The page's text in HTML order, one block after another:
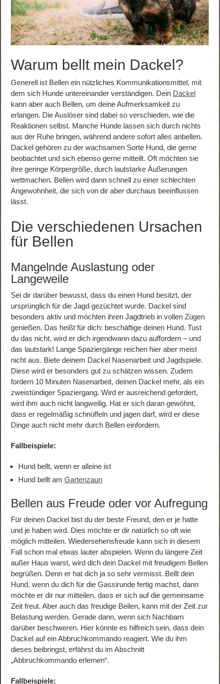
Warum bellt mein Dackel?
Generell ist Bellen ein nützliches Kommunikationsmittel, mit
dem sich Hunde untereinander verständigen. Dein Dackel
kann aber auch Bellen, um deine Aufmerksamkeit zu
erlangen. Die Auslöser sind dabei so verschieden, wie die
Reaktionen selbst. Manche Hunde lassen sich durch nichts
aus der Ruhe bringen, während andere sofort alles anbellen.
Dackel gehören zu der wachsamen Sorte Hund, die gerne
beobachtet und sich ebenso gerne mitteilt. Oft möchten sie
ihre geringe Körpergröße, durch lautstarke Äußerungen
wettmachen. Bellen wird dann schnell zu einer schlechten
Angewohnheit, die sich von dir aber durchaus beeinflussen
lässt.
Die verschiedenen Ursachen
für Bellen
Mangelnde Auslastung oder
Langeweile
Sei dir darüber bewusst, dass du einen Hund besitzt, der
ursprünglich für die Jagd gezüchtet wurde. Dackel sind
besonders aktiv und möchten ihren Jagdtrieb in vollen Zügen
genießen. Das heißt für dich: beschäftige deinen Hund. Tust
du das nicht, wird er dich irgendwann dazu auffordern – und
das lautstark! Lange Spaziergänge reichen hier aber meist
nicht aus. Biete deinem Dackel Nasenarbeit und Jagdspiele.
Diese wird er besonders gut zu schätzen wissen. Zudem
fordern 10 Minuten Nasenarbeit, deinen Dackel mehr, als ein
zweistündiger Spaziergang. Wird er ausreichend gefordert,
wird ihm auch nicht langweilig. Hat er sich daran gewöhnt,
dass er regelmäßig schnüffeln und jagen darf, wird er diese
Dinge auch nicht mehr durch Bellen einfordern.
Fallbeispiele:
Hund bellt, wenn er alleine ist
Hund bellt amGartenzaun
Bellen aus Freude oder vor Aufregung
Für deinen Dackel bist du der beste Freund, den er je hatte
und je haben wird. Dies möchte er dir natürlich so oft wie
möglich mitteilen. Wiedersehensfreude kann sich in diesem
Fall schon mal etwas lauter abspielen. Wenn du längere Zeit
außer Haus warst, wird dich dein Dackel mit freudigem Bellen
begrüßen. Denn er hat dich ja so sehr vermisst. Bellt dein
Hund, wenn du dich für die Gassirunde fertig machst, dann
möchte er dir nur mitteilen, dass er sich auf die gemeinsame
Zeit freut. Aber auch das freudige Bellen, kann mit der Zeit zur
Belastung werden. Gerade dann, wenn sich Nachbarn
darüber beschweren. Hier könnte es hilfreich sein, dass dein
Dackel auf ein Abbruchkommando reagiert. Wie du ihm
dieses beibringst, erfährst du im Abschnitt
„Abbruchkommando erlernen“.
Fallbeispiele: